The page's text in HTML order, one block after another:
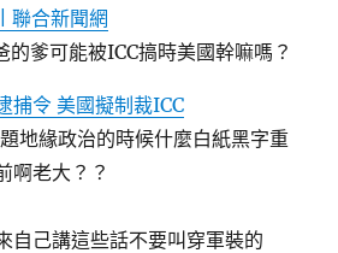
聯合新聞網
的爹可能被ICC搞時美國幹嘛嗎？
捕令 美國擬制裁ICC
地緣政治的時候什麼白紙黑字重
啊老大？？
自己講這些話不要叫穿軍裝的